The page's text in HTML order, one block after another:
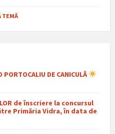
TEMĂ
PORTOCALIU DE CANICULĂ
de înscriere la concursul
Primăria Vidra, în data de